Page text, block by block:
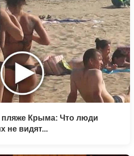
пляже Крыма: Что люди
не видят...